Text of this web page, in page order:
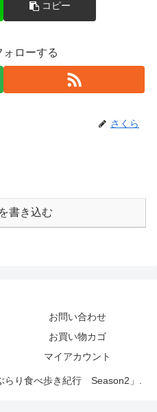
コピー
ォローする
さくら
書き込む
お問い合わせ
お買い物カゴ
マイアカウント
り食べ歩き紀行 Season2」.